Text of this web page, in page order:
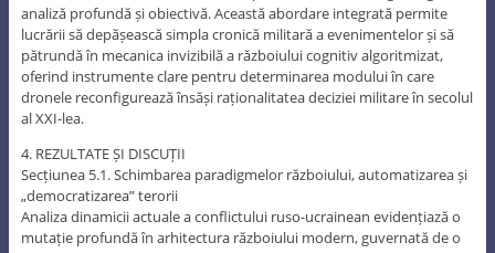
analiză profundă și obiectivă. Această abordare integrată permite
lucrării să depășească simpla cronică militară a evenimentelor și să
pătrundă în mecanica invizibilă a războiului cognitiv algoritmizat,
oferind instrumente clare pentru determinarea modului în care
dronele reconfigurează însăși raționalitatea deciziei militare în secolul
al XXI-lea.
4. REZULTATE ȘI DISCUȚII
Secțiunea 5.1. Schimbarea paradigmelor războiului, automatizarea și
„democratizarea” terorii
Analiza dinamicii actuale a conflictului ruso-ucrainean evidențiază o
mutație profundă în arhitectura războiului modern, guvernată de o